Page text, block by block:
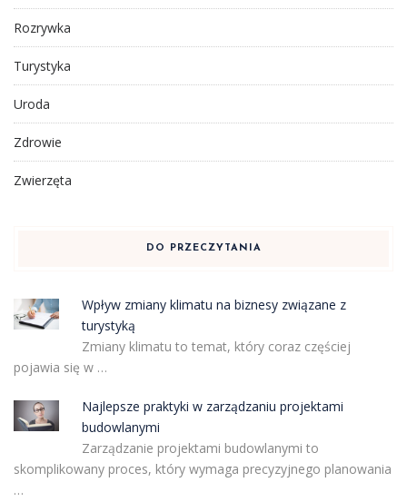
Rozrywka
Turystyka
Uroda
Zdrowie
Zwierzęta
DO PRZECZYTANIA
Wpływ zmiany klimatu na biznesy związane z
turystyką
Zmiany klimatu to temat, który coraz częściej
pojawia się w …
Najlepsze praktyki w zarządzaniu projektami
budowlanymi
Zarządzanie projektami budowlanymi to
skomplikowany proces, który wymaga precyzyjnego planowania
…